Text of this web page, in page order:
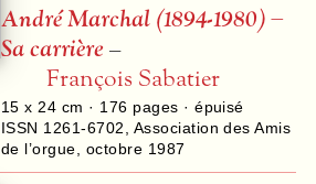
André Marchal (1894-1980) –
Sa carrière –
François Sabatier
15 x 24 cm · 176 pages · épuisé
ISSN 1261-6702, Association des Amis
de l’orgue, octobre 1987